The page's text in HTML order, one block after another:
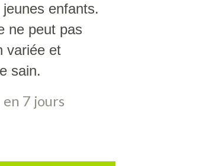
enfants.
ne peut pas
variée et
sain.
7 jours